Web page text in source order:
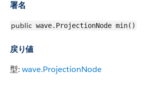
署名
public wave.ProjectionNode min()
戻り値
型: wave.ProjectionNode